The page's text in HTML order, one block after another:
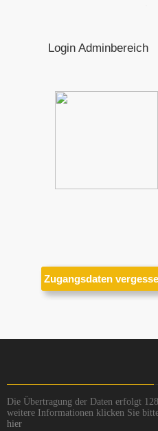
Login Adminbereich
Die Übertragung der Daten erfolgt
weitere Informationen klicken Sie
hier